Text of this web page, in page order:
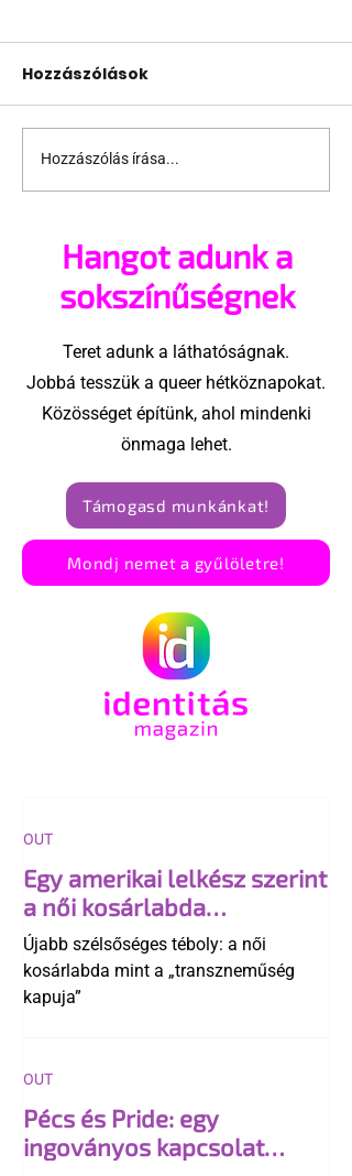
Terrortámadás
árnyékában tartják
Amszterdamban
Hozzászólások
Hozzászólás írása...
Hangot adunk a
sokszínűségnek
Teret adunk a láthatóságnak.
Jobbá tesszük a queer hétköznapokat.
Közösséget építünk, ahol mindenki
önmaga lehet.
Támogasd munkánkat!
Mondj nemet a gyűlöletre!
Egy amerikai lelkész szerint
a női kosárlabda
transzneműséghez vezet
Újabb szélsőséges téboly: a női
kosárlabda mint a „transzneműség
kapuja”
OUT
Pécs és Pride: egy
ingoványos kapcsolat
OUT